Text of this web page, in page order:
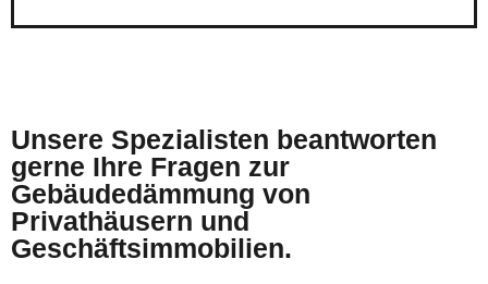
Unsere Spezialisten beantworten
gerne Ihre Fragen zur
Gebäudedämmung von
Privathäusern und
Geschäftsimmobilien.